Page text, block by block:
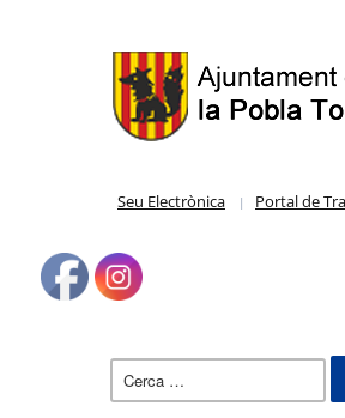
Seu Electrònica Portal de
Cerca: